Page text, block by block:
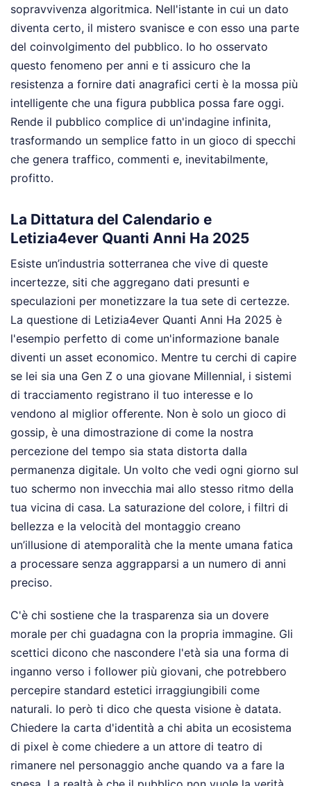
sopravvivenza algoritmica. Nell'istante in cui un dato
diventa certo, il mistero svanisce e con esso una parte
del coinvolgimento del pubblico. Io ho osservato
questo fenomeno per anni e ti assicuro che la
resistenza a fornire dati anagrafici certi è la mossa più
intelligente che una figura pubblica possa fare oggi.
Rende il pubblico complice di un'indagine infinita,
trasformando un semplice fatto in un gioco di specchi
che genera traffico, commenti e, inevitabilmente,
profitto.
La Dittatura del Calendario e
Letizia4ever Quanti Anni Ha 2025
Esiste un’industria sotterranea che vive di queste
incertezze, siti che aggregano dati presunti e
speculazioni per monetizzare la tua sete di certezze.
La questione di Letizia4ever Quanti Anni Ha 2025 è
l'esempio perfetto di come un'informazione banale
diventi un asset economico. Mentre tu cerchi di capire
se lei sia una Gen Z o una giovane Millennial, i sistemi
di tracciamento registrano il tuo interesse e lo
vendono al miglior offerente. Non è solo un gioco di
gossip, è una dimostrazione di come la nostra
percezione del tempo sia stata distorta dalla
permanenza digitale. Un volto che vedi ogni giorno sul
tuo schermo non invecchia mai allo stesso ritmo della
tua vicina di casa. La saturazione del colore, i filtri di
bellezza e la velocità del montaggio creano
un’illusione di atemporalità che la mente umana fatica
a processare senza aggrapparsi a un numero di anni
preciso.
C'è chi sostiene che la trasparenza sia un dovere
morale per chi guadagna con la propria immagine. Gli
scettici dicono che nascondere l'età sia una forma di
inganno verso i follower più giovani, che potrebbero
percepire standard estetici irraggiungibili come
naturali. Io però ti dico che questa visione è datata.
Chiedere la carta d'identità a chi abita un ecosistema
di pixel è come chiedere a un attore di teatro di
rimanere nel personaggio anche quando va a fare la